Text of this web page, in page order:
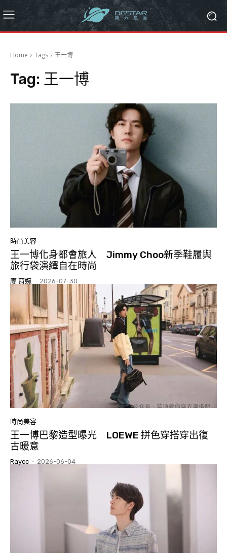
Home Tags 王一博
Tag: 王一博
時尚美容
王一博化身都會旅人 Jimmy Choo新季鞋履與
旅行袋演繹自在時尚
廖 育婉 - 2026-07-30
時尚美容
王一博巴黎造型曝光 LOEWE 拼色穿搭穿出復
古暖意
Raycc - 2026-06-04